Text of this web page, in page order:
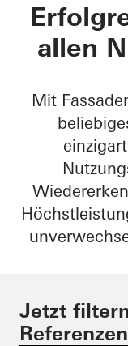
allen
Mit
Jetzt